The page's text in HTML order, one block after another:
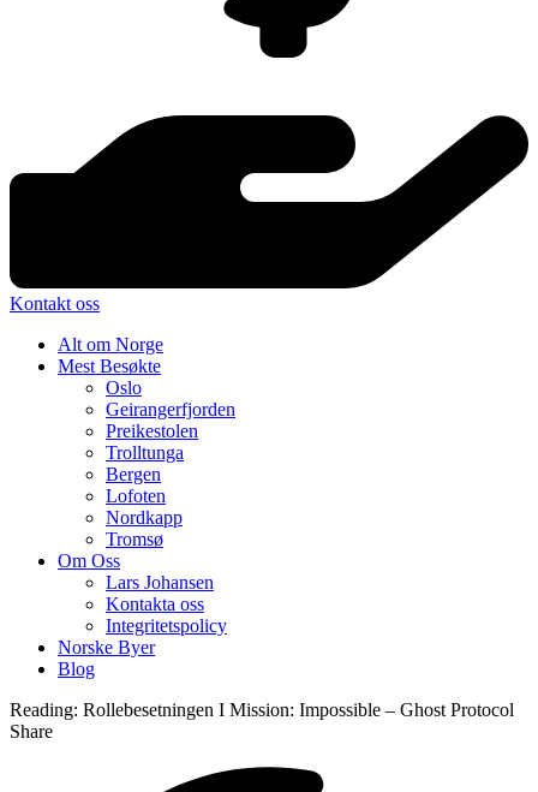
Kontakt oss
Alt om Norge
Mest Besøkte
Oslo
Geirangerfjorden
Preikestolen
Trolltunga
Bergen
Lofoten
Nordkapp
Tromsø
Om Oss
Lars Johansen
Kontakta oss
Integritetspolicy
Norske Byer
Blog
Reading: Rollebesetningen I Mission: Impossible – Ghost Protocol
Share